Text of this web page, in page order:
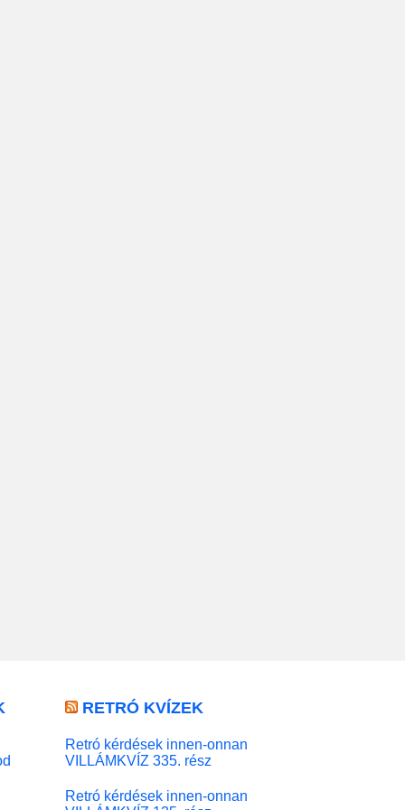
RETRÓ KVÍZEK
Retró kérdések innen-onnan
VILLÁMKVÍZ 335. rész
Retró kérdések innen-onnan